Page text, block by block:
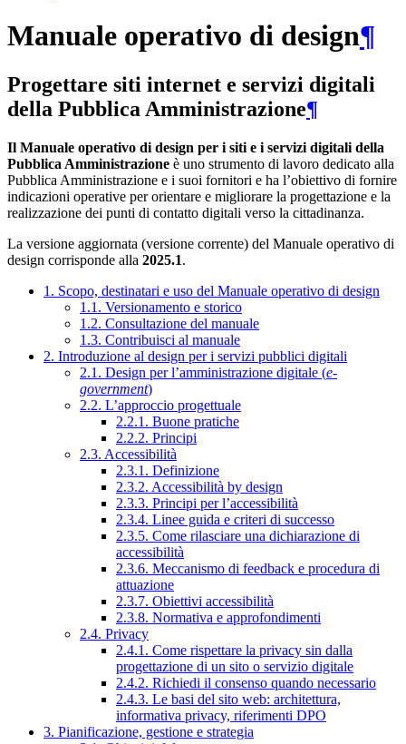
Manuale operativo di design¶
Progettare siti internet e servizi digitali
della Pubblica Amministrazione¶
Il Manuale operativo di design per i siti e i servizi digitali della
Pubblica Amministrazione è uno strumento di lavoro dedicato alla
Pubblica Amministrazione e i suoi fornitori e ha l’obiettivo di fornire
indicazioni operative per orientare e migliorare la progettazione e la
realizzazione dei punti di contatto digitali verso la cittadinanza.
La versione aggiornata (versione corrente) del Manuale operativo di
design corrisponde alla 2025.1.
1. Scopo, destinatari e uso del Manuale operativo di design
1.1. Versionamento e storico
1.2. Consultazione del manuale
1.3. Contribuisci al manuale
2. Introduzione al design per i servizi pubblici digitali
2.1. Design per l’amministrazione digitale (e-
government)
2.2. L’approccio progettuale
2.2.1. Buone pratiche
2.2.2. Principi
2.3. Accessibilità
2.3.1. Definizione
2.3.2. Accessibilità by design
2.3.3. Principi per l’accessibilità
2.3.4. Linee guida e criteri di successo
2.3.5. Come rilasciare una dichiarazione di
accessibilità
2.3.6. Meccanismo di feedback e procedura di
attuazione
2.3.7. Obiettivi accessibilità
2.3.8. Normativa e approfondimenti
2.4. Privacy
2.4.1. Come rispettare la privacy sin dalla
progettazione di un sito o servizio digitale
2.4.2. Richiedi il consenso quando necessario
2.4.3. Le basi del sito web: architettura,
informativa privacy, riferimenti DPO
3. Pianificazione, gestione e strategia